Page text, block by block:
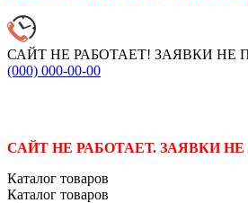
САЙТ НЕ РАБОТАЕТ! ЗАЯВКИ
(000) 000-00-00
САЙТ НЕ РАБОТАЕТ. ЗАЯВКИ
Каталог товаров
Каталог товаров